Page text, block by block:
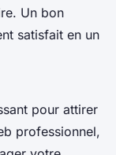
Un bon
satisfait en un
pour attirer
professionnel,